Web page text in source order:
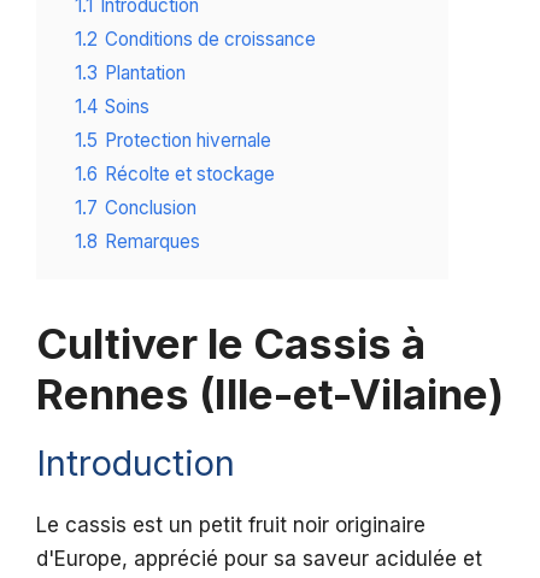
1.1 Introduction
1.2 Conditions de croissance
1.3 Plantation
1.4 Soins
1.5 Protection hivernale
1.6 Récolte et stockage
1.7 Conclusion
1.8 Remarques
Cultiver le Cassis à
Rennes (Ille-et-Vilaine)
Introduction
Le cassis est un petit fruit noir originaire
d'Europe, apprécié pour sa saveur acidulée et